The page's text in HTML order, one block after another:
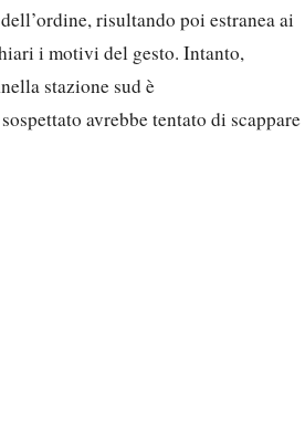
risultando poi estranea ai
i motivi del gesto. Intanto,
nella stazione sud è
avrebbe tentato di scappare